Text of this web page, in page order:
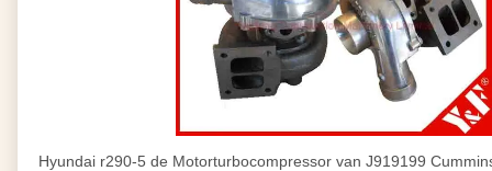
Hyundai r290-5 de Motorturbocompressor van J919199